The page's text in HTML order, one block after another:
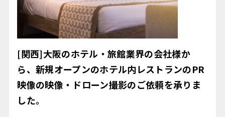
[関西]大阪のホテル・旅館業界の会社様か
ら、新規オープンのホテル内レストランのPR
映像の映像・ドローン撮影のご依頼を承りま
した。